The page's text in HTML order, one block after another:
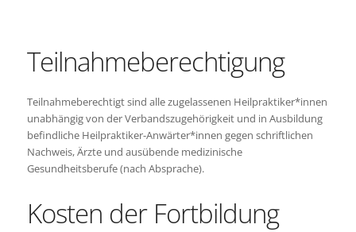
Teilnahmeberechtigung
Teilnahmeberechtigt sind alle zugelassenen Heilpraktiker*innen
unabhängig von der Verbandszugehörigkeit und in Ausbildung
befindliche Heilpraktiker-Anwärter*innen gegen schriftlichen
Nachweis, Ärzte und ausübende medizinische
Gesundheitsberufe (nach Absprache).
Kosten der Fortbildung